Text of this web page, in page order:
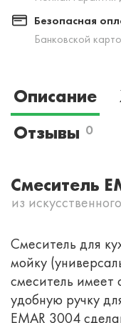
Безопасная
Банковской
Описание
Отзывы 0
Смеситель
из
Смеситель для
мойку
смеситель
удобную ручку
EMAR 3004